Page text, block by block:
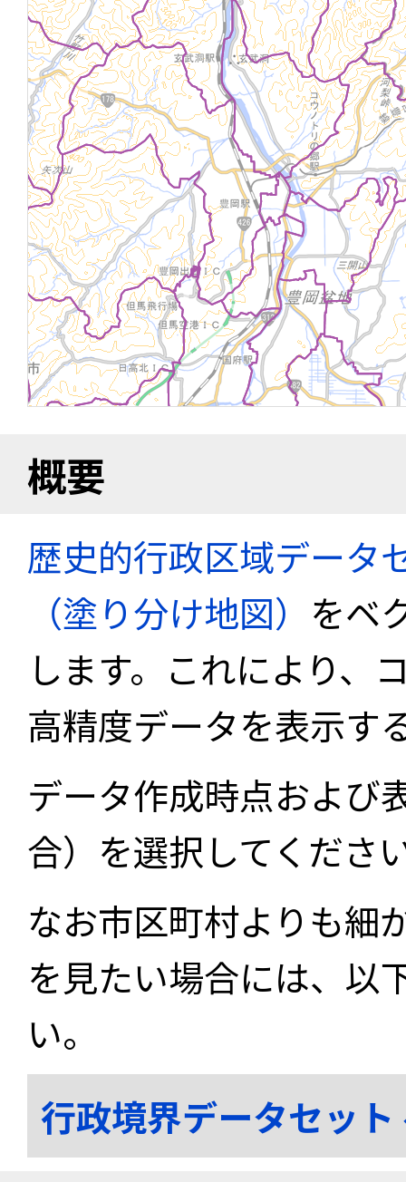
概要
歴史的行政区域データ
（塗り分け地図） をベ
します。これにより、
高精度データを表示す
データ作成時点および
合）を選択してくださ
なお市区町村よりも細
を見たい場合には、以
い。
行政境界データセッ